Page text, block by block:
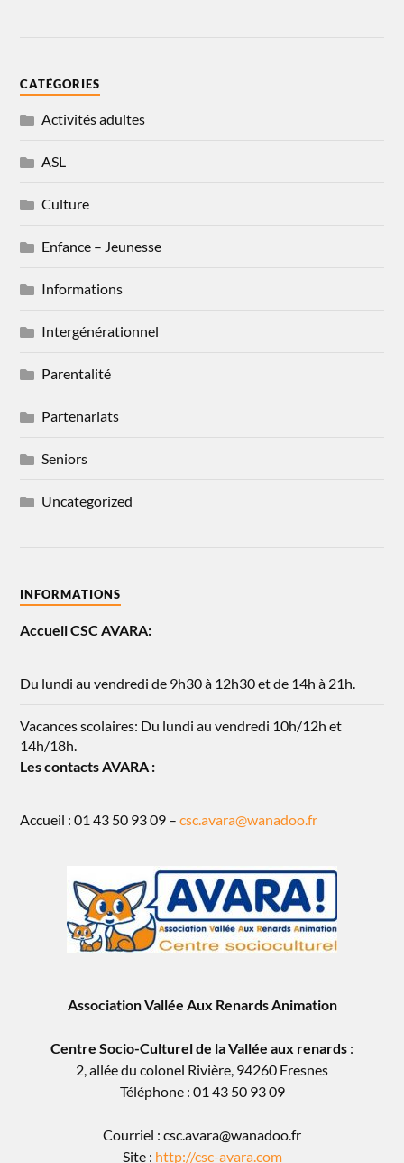
CATÉGORIES
Activités adultes
ASL
Culture
Enfance – Jeunesse
Informations
Intergénérationnel
Parentalité
Partenariats
Seniors
Uncategorized
INFORMATIONS
Accueil CSC AVARA:
Du lundi au vendredi de 9h30 à 12h30 et de 14h à 21h.
Vacances scolaires: Du lundi au vendredi 10h/12h et
14h/18h.
Les contacts AVARA :
Accueil : 01 43 50 93 09 –csc.avara@wanadoo.fr
Association Vallée Aux Renards Animation
Centre Socio-Culturel de la Vallée aux renards :
2, allée du colonel Rivière, 94260 Fresnes
Téléphone : 01 43 50 93 09
Courriel : csc.avara@wanadoo.fr
Site : http://csc-avara.com